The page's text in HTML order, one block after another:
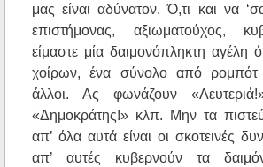
μας είναι αδύνατον. Ό,τι και να
επιστήμονας, αξιωματούχος,
είμαστε μία δαιμονόπληκτη αγέλη
χοίρων, ένα σύνολο από ρομπότ
άλλοι. Ας φωνάζουν
«Δημοκράτης!» κλπ. Μην τα
απ’ όλα αυτά είναι οι σκοτεινές
απ’ αυτές κυβερνούν τα